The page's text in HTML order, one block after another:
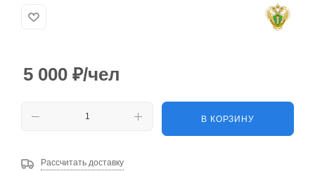
5 000 ₽/чел
В КОРЗИНУ
Рассчитать доставку